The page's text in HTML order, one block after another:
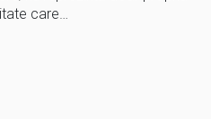
care…